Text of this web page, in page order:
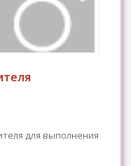
для выполнения